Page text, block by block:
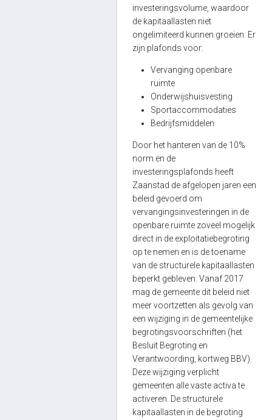
investeringsvolume, waardoor
de kapitaallasten niet
ongelimiteerd kunnen groeien. Er
zijn plafonds voor:
Vervanging openbare
ruimte
Onderwijshuisvesting
Sportaccommodaties
Bedrijfsmiddelen
Door het hanteren van de 10%
norm en de
investeringsplafonds heeft
Zaanstad de afgelopen jaren een
beleid gevoerd om
vervangingsinvesteringen in de
openbare ruimte zoveel mogelijk
direct in de exploitatiebegroting
op te nemen en is de toename
van de structurele kapitaallasten
beperkt gebleven. Vanaf 2017
mag de gemeente dit beleid niet
meer voortzetten als gevolg van
een wijziging in de gemeentelijke
begrotingsvoorschriften (het
Besluit Begroting en
Verantwoording, kortweg BBV).
Deze wijziging verplicht
gemeenten alle vaste activa te
activeren. De structurele
kapitaallasten in de begroting